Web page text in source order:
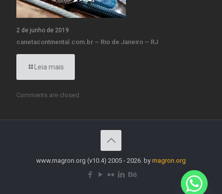
2 de junho de 2019
canetacontinental.com.br – Rio de Janeiro – RJ
Leia mais
Comments are closed.
www.magron.org (v10.4) 2005 - 2026. by magron.org